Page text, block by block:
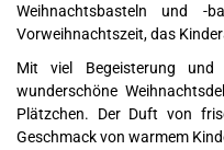
Weihnachtsbasteln und
Vorweihnachtszeit, das
Mit viel Begeisterung und
wunderschöne
Plätzchen. Der Duft von
Geschmack von warmem